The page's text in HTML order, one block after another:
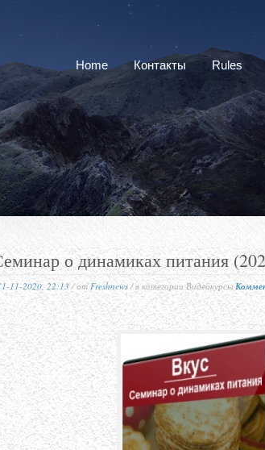
Home Контакты Rules
о динамиках питания
11-2020, 22:13/ отFreshnews/ в категории Видеокурсы